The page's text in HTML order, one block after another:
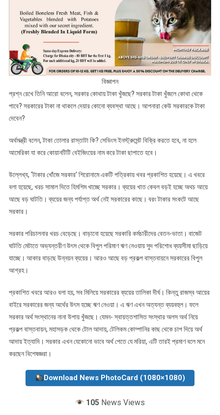
বিজ্ঞাপন
প্রশ্ন রেখে তিনি আরো বলেন, সরকার কোথায় টাকা খুঁজছে? সরকার টাকা খুঁজলে কোথা থেকে
পাবে? সরকারের টাকা না থাকলে দেয়ার কোনো ব্যবস্থা আছে। আপনারা কেউ সরকারকে টাকা
দেবেন?
অর্থমন্ত্রী বলেন, টাকা তোলার রাস্তাটা কি? সেভিংস ইনস্ট্রুমেন্ট বিক্রি করতে হবে, না হলে
আমেরিকা যা করে কোয়ানটিটি বেইজিংয়ের নাম করে টাকা ছাপাতে হবে।
উল্লেখ্য, ‘টাকার খোঁজে সরকার’ শিরোনামে একটি পত্রিকায় খবর প্রকাশিত হয়েছে। এ খবরে
বলা হয়েছে, খরচ সামাল দিতে হিমশিম খাচ্ছে সরকার। ব্যয়ের খাত কেবল বড়ই হচ্ছে অথচ আয়ে
আছে বড় ঘাটতি। ব্যয়ের জন্য পর্যাপ্ত অর্থ নেই সরকারের কাছে। বরং টাকার সংকটে আছে
সরকার।
সরকার পরিচালনার খরচ বেড়েছে। বাড়ানো হয়েছে সরকারি কর্মচারীদের বেতন-ভাতা। বাজেট
ঘাটতি মেটাতে অভ্যন্তরীণ উৎস থেকে বিপুল পরিমাণ ঋণ নেওয়ায় সুদ পরিশোধ ব্যয়সীমা ছাড়িয়ে
যাচ্ছে। আকার বাড়ছে উন্নয়ন ব্যয়ের। আরও আছে বড় প্রকল্প বাস্তবায়নে সরকারের বিপুল
আগ্রহ।
প্রকাশিত খবরে আরও বলা হয়, সব মিলিয়ে সরকারের ব্যয়ের তালিকা দীর্ঘ। কিন্তু রাজস্ব আয়ের
বাইরে সরকারের জন্য অর্থের উৎস হচ্ছে ঋণ নেওয়া। এ ঋণ এখন অত্যন্ত ব্যয়বহুল। ফলে
সরকার অর্থ সংস্থানের নানা উপায় খুঁজছে। যেমন- স্বায়ত্তশাসিত সংস্থার অলস অর্থ নিয়ে
প্রকল্প বাস্তবায়ন, মহাসড়ক থেকে টোল আদায়, টেলিকম কোম্পানির কাছ থেকে চাপ দিয়ে অর্থ
আদায় ইত্যাদি। সরকার এখন যেকোনো ভাবে অর্থ পেতে যে মরিয়া, এটি তারই প্রমাণ বলে মনে
করছেন বিশেষজ্ঞরা।
Download News PhotoCard (1080×1080)
105 News Views